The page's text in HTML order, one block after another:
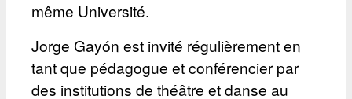
même Université.
Jorge Gayón est invité régulièrement en
tant que pédagogue et conférencier par
des institutions de théâtre et danse au